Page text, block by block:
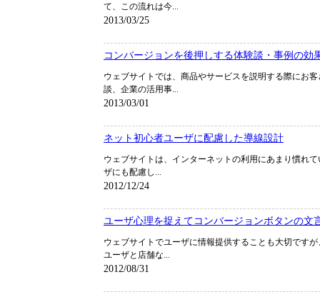
て、この流れは今...
2013/03/25
コンバージョンを後押しする体験談・事例の効
ウェブサイトでは、商品やサービスを説明する際にお
談、企業の活用事...
2013/03/01
ネット初心者ユーザに配慮した導線設計
ウェブサイトは、インターネットの利用にあまり慣れ
ザにも配慮し...
2012/12/24
ユーザ心理を捉えてコンバージョンボタンの文
ウェブサイトでユーザに情報提供することも大切です
ユーザと店舗な...
2012/08/31